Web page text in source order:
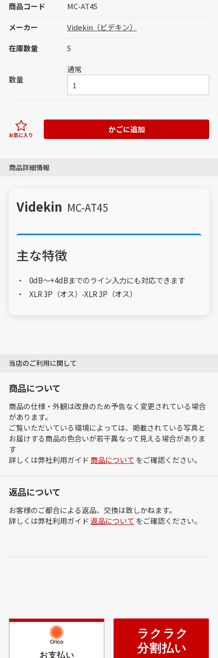
商品コード MC-AT45
メーカー Videkin（ビデキン）
在庫数量 5
数量
通常
かごに追加
お気に入り
商品詳細情報
Videkin MC-AT45
主な特徴
0dB～+4dBまでのライン入力にも対応できます
XLR 3P（オス）-XLR 3P（オス）
当店のご利用に関して
商品について
商品の仕様・外観は改良のため予告なく変更されている場合
があります。
ご覧いただいている環境によっては、掲載されている写真と
お届けする商品の色合いが若干異なって見える場合がありま
す
詳しくは弊社利用ガイド 商品について をご確認ください。
返品について
お客様のご都合による返品、交換は致しかねます。
詳しくは弊社利用ガイド 返品について をご確認ください。